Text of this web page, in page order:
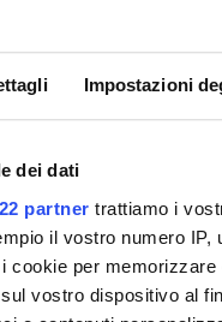
Impostazioni
dei dati
partner trattiamo i
il vostro numero IP,
cookie per memorizzare
vostro dispositivo al
Specialisation in Medical
as follows: